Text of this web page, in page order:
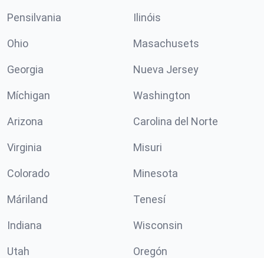
Pensilvania Ilinóis
Ohio Masachusets
Georgia Nueva Jersey
Míchigan Washington
Arizona Carolina del Norte
Virginia Misuri
Colorado Minesota
Máriland Tenesí
Indiana Wisconsin
Utah Oregón